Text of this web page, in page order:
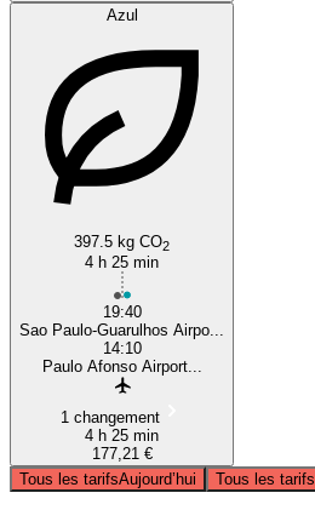
Azul
397.5 kg CO2
4 h 25 min
19:40
Sao Paulo-Guarulhos Airpo...
14:10
Paulo Afonso Airport...
1 changement
4 h 25 min
177,21 €
Tous les tarifsAujourd’hui Tous les tarifs